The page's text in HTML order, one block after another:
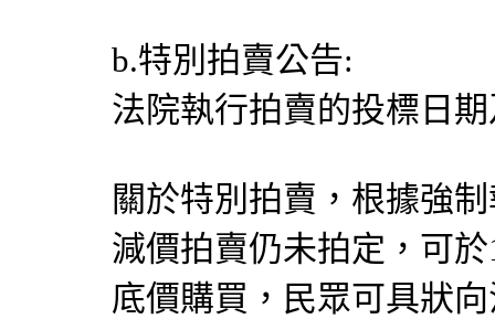
b.特別拍賣公告:
法院執行拍賣的投標日
關於特別拍賣，根據強
減價拍賣仍未拍定，可
底價購買，民眾可具狀